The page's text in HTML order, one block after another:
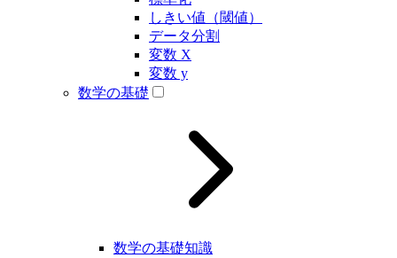
しきい値（閾値）
データ分割
変数 X
変数 y
数学の基礎
数学の基礎知識